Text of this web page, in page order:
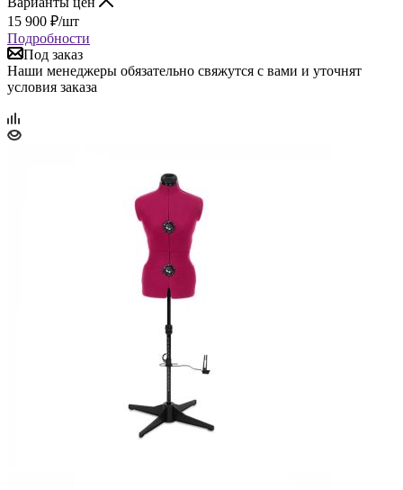
15 900 ₽/шт
Подробности
Под заказ
Наши менеджеры обязательно свяжутся с вами и уточнят
условия заказа